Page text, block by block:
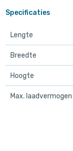
Specificaties
Lengte
Breedte
Hoogte
Max. laadvermogen